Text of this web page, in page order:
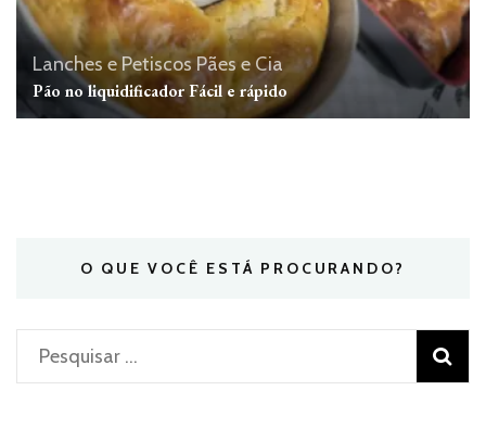
Lanches e Petiscos Pães e Cia
Pão no liquidificador Fácil e rápido
O QUE VOCÊ ESTÁ PROCURANDO?
Pesquisar
por: